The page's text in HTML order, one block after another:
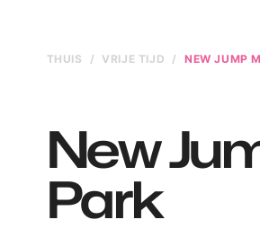
THUIS VRIJE TIJD NEW JUMP
New
Park